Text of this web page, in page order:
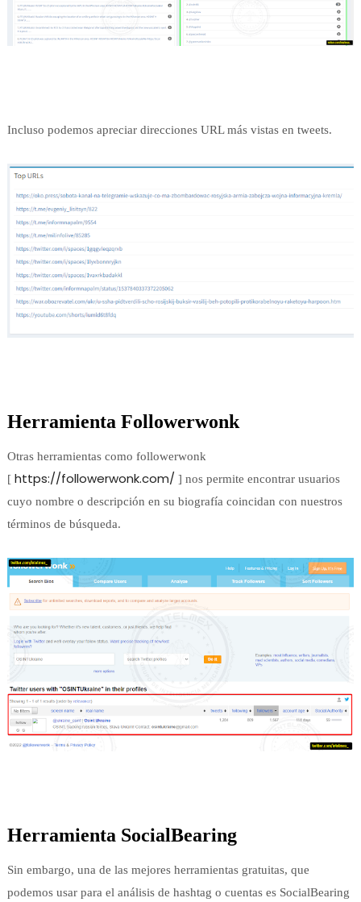
Incluso podemos apreciar direcciones URL más vistas en tweets.
Herramienta Followerwonk
Otras herramientas como followerwonk
[ https://followerwonk.com/ ] nos permite encontrar usuarios
cuyo nombre o descripción en su biografía coincidan con nuestros
términosde búsqueda.
Herramienta SocialBearing
Sin embargo, una de las mejores herramientas gratuitas, que
podemos usar para el análisis de hashtag o cuentas es SocialBearing